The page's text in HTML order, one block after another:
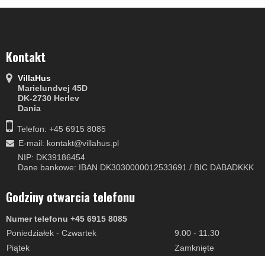
Kontakt
VillaHus
Marielundvej 45D
DK-2730 Herlev
Dania
Telefon: +45 6915 8085
E-mail: kontakt@villahus.pl
NIP: DK39186454
Dane bankowe: IBAN DK3030000012533691 / BIC DABADKKK
Godziny otwarcia telefonu
Numer telefonu +45 6915 8085
Poniedziałek - Czwartek
9.00 - 11.30
Piątek
Zamknięte